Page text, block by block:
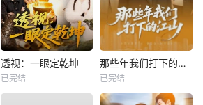
透视：一眼定乾坤
已完结
那些年我们打下的江山
已完结